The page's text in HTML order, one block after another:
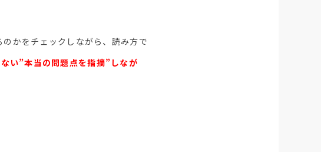
かをチェックしながら、読み方で
い”本当の問題点を指摘”しなが